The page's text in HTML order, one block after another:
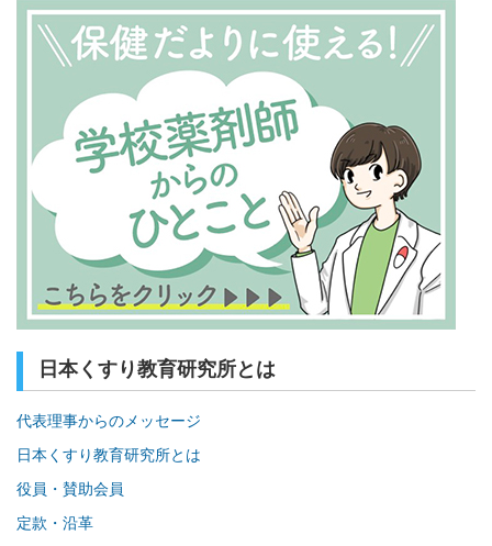
日本くすり教育研究所とは
代表理事からのメッセージ
日本くすり教育研究所とは
役員・賛助会員
定款・沿革